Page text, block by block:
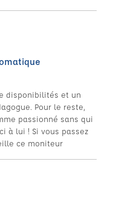
disponibilités et un
Pour le reste,
passionné sans qui
à lui ! Si vous passez
ce moniteur